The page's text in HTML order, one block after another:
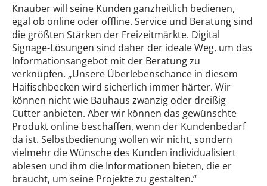
Knauber will seine Kunden ganzheitlich bedienen,
egal ob online oder offline. Service und Beratung sind
die größten Stärken der Freizeitmärkte. Digital
Signage-Lösungen sind daher der ideale Weg, um das
Informationsangebot mit der Beratung zu
verknüpfen. „Unsere Überlebenschance in diesem
Haifischbecken wird sicherlich immer härter. Wir
können nicht wie Bauhaus zwanzig oder dreißig
Cutter anbieten. Aber wir können das gewünschte
Produkt online beschaffen, wenn der Kundenbedarf
da ist. Selbstbedienung wollen wir nicht, sondern
vielmehr die Wünsche des Kunden individualisiert
ablesen und ihm die Informationen bieten, die er
braucht, um seine Projekte zu gestalten.“